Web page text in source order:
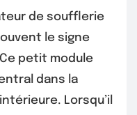
de soufflerie
le signe
petit module
dans la
Lorsqu’il